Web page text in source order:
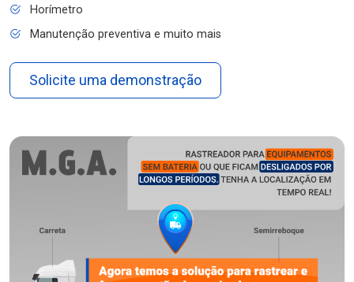
Horímetro
Manutenção preventiva e muito mais
Solicite uma demonstração